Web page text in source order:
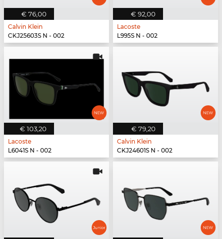
€ 76,00
Calvin Klein
CKJ25603S N - 002
€ 92,00
Lacoste
L995S N - 002
€ 103,20
Lacoste
L6041S N - 002
€ 79,20
Calvin Klein
CKJ24601S N - 002